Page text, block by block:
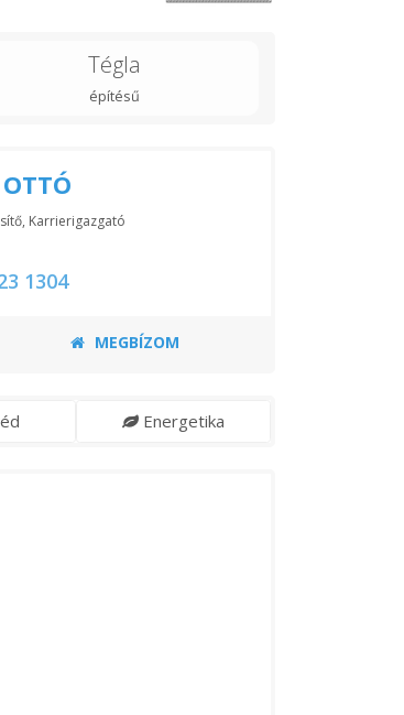
Tégla
építésű
Karrierigazgató
1304
MEGBÍZOM
Energetika